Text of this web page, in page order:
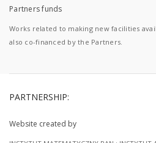
Partners funds
Works related to making new facilities
also co-financed by the Partners.
PARTNERSHIP:
Website created by